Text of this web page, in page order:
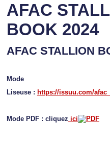
AFAC
BOOK 2024
AFAC STALLION
Mode
Liseuse : https://issuu.com/
Mode PDF : cliquez ici